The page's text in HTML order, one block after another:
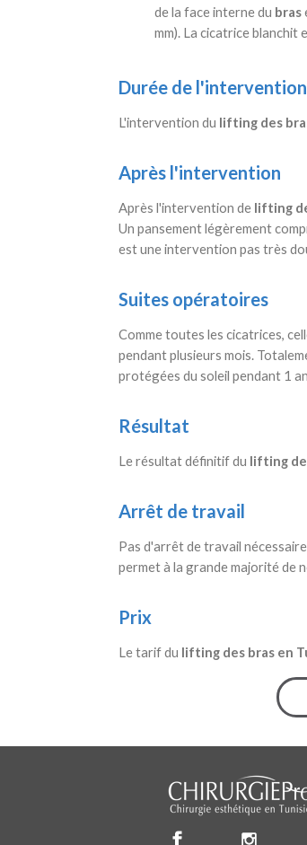
de la face interne du bras
mm). La cicatrice blanchit
Durée de l'intervention
L'intervention du lifting des
Après l'intervention
Après l'intervention de lifting
Un pansement légèrement
est une intervention pas très
Suites opératoires
Comme toutes les cicatrices,
pendant plusieurs mois.
protégées du soleil pendant 1
Résultat
Le résultat définitif du lifting
Arrêt de travail
Pas d'arrêt de travail
permet à la grande majorité de
Prix
Le tarif du lifting des bras en